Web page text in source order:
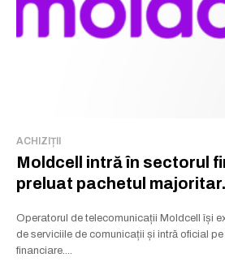
ACHIZIȚII
Moldcell intră în sectorul
preluat pachetul
Operatorul de telecomunicații Moldcell își
de serviciile de comunicații și intră oficial
financiare....